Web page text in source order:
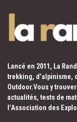
Lancé en 2011, La
trekking, d’alpinisme,
Outdoor.Vous y
actualités, tests de
l’Association des